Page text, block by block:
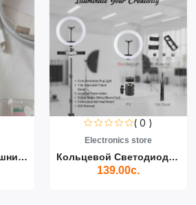
Беспроводные Наушники Air...
( 0 )
Electronics store
Кольцевой Светодиодный Св...
139.00с.